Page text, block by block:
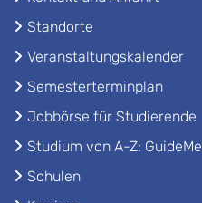
Standorte
Veranstaltungskalender
Semesterterminplan
Jobbörse für Studierende
Studium von A-Z: GuideMe
Schulen